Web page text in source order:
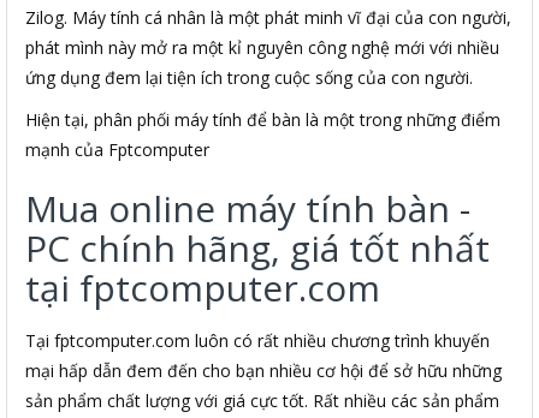
Zilog. Máy tính cá nhân là một phát minh vĩ đại của con người,
phát mình này mở ra một kỉ nguyên công nghệ mới với nhiều
ứng dụng đem lại tiện ích trong cuộc sống của con người.
Hiện tại, phân phối máy tính để bàn là một trong những điểm
mạnh của Fptcomputer
Mua online máy tính bàn -
PC chính hãng, giá tốt nhất
tại fptcomputer.com
Tại fptcomputer.com luôn có rất nhiều chương trình khuyến
mại hấp dẫn đem đến cho bạn nhiều cơ hội để sở hữu những
sản phẩm chất lượng với giá cực tốt. Rất nhiều các sản phẩm